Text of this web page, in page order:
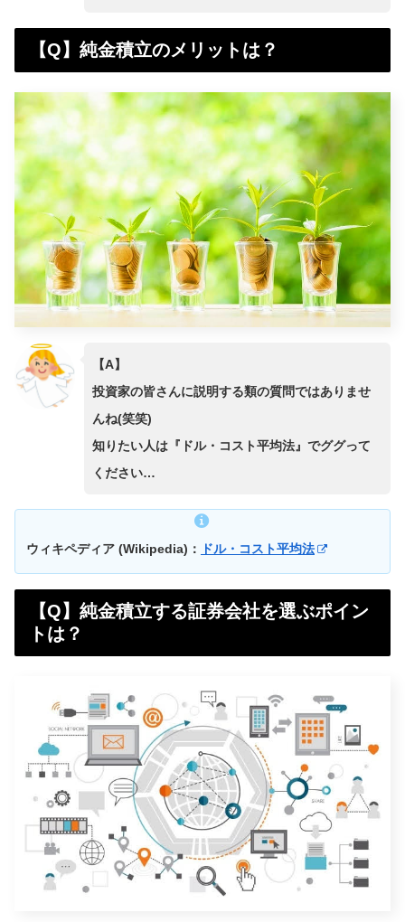
【Q】純金積立のメリットは？
【A】
投資家の皆さんに説明する類の質問ではありませ
んね(笑笑)
知りたい人は『ドル・コスト平均法』でググって
ください…
ウィキペディア (Wikipedia)： ドル・コスト平均法
【Q】純金積立する証券会社を選ぶポイン
トは？